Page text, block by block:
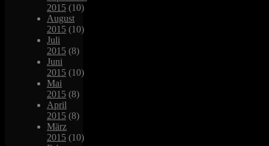
2015 (10)
August
2015 (10)
Juli
2015 (8)
Juni
2015 (10)
Mai
2015 (8)
April
2015 (8)
März
2015 (10)